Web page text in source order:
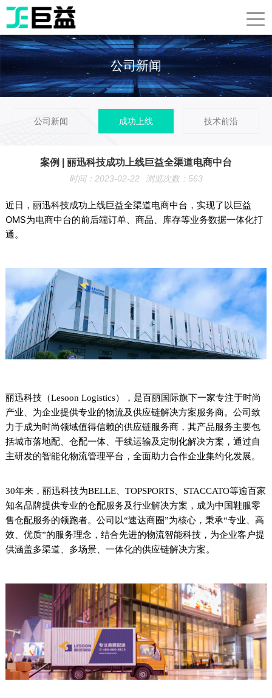
公司新闻
公司新闻 成功上线 技术前沿
案例 | 丽迅科技成功上线巨益全渠道电商中台
时间：2023-02-22 浏览次数： 563
近日，丽迅科技成功上线巨益全渠道电商中台，实现了以巨益
OMS为电商中台的前后端订单、商品、库存等业务数据一体化打
通。
丽迅科技（Lesoon Logistics），是百丽国际旗下一家专注于时尚
产业、为企业提供专业的物流及供应链解决方案服务商。公司致
力于成为时尚领域值得信赖的供应链服务商，其产品服务主要包
括城市落地配、仓配一体、干线运输及定制化解决方案，通过自
主研发的智能化物流管理平台，全面助力合作企业集约化发展。
30年来，丽迅科技为BELLE、TOPSPORTS、STACCATO等逾百家
知名品牌提供专业的仓配服务及行业解决方案，成为中国鞋服零
售仓配服务的领跑者。公司以“速达商圈”为核心，秉承“专业、高
效、优质”的服务理念，结合先进的物流智能科技，为企业客户提
供涵盖多渠道、多场景、一体化的供应链解决方案。